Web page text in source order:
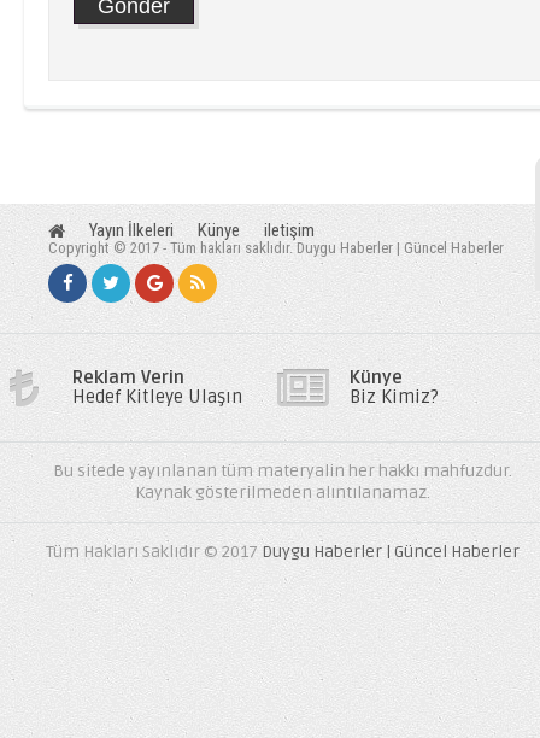
Yayın İlkeleri Künye iletişim
Copyright © 2017 - Tüm hakları saklıdır. Duygu Haberler | Güncel Haberler
Reklam Verin
Hedef Kitleye Ulaşın
Künye
Biz Kimiz?
Bu sitede yayınlanan tüm materyalin her hakkı mahfuzdur.
Kaynak gösterilmeden alıntılanamaz.
Tüm Hakları Saklıdır © 2017 Duygu Haberler | Güncel Haberler